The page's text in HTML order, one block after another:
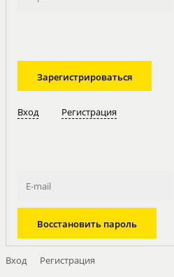
Вход Регистрация
Вход Регистрация